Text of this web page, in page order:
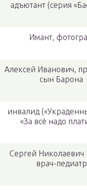
адъютант (серия
Имант,
Алексей Иванович,
сын Барона
инвалид
«За всё надо
Сергей Николаевич
врач-педиатр